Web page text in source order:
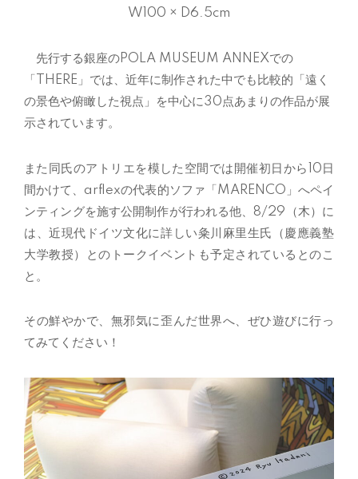
W100 × D6.5cm
先行する銀座のPOLA MUSEUM ANNEXでの
「
THERE 」では、近年に制作された中でも比較的「遠く
の景色や俯瞰した視点」を中心に30点あまりの作品が展
示されています。
また同氏のアトリエを模した空間では開催初日から 10 日
間かけて、 arflexの代表的ソファ「 MARENCO 」へペイ
ンティングを施す公開制作が行われる他、 8/29 （木）に
は、近現代ドイツ文化に詳しい粂川麻里生氏（慶應義塾
大学教授）とのトークイベントも予定されているとのこ
と。
その鮮やかで、無邪気に歪んだ世界へ、ぜひ遊びに行っ
てみてください！